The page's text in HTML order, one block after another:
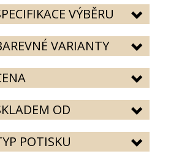
VÝBĚRU
VARIANTY
OD
POTISKU